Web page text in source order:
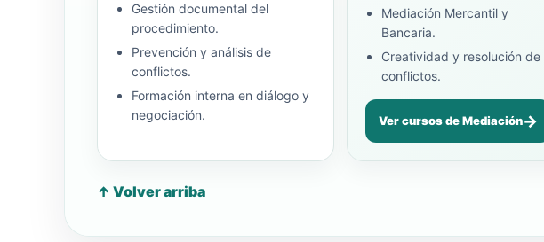
Gestión documental del
procedimiento.
Prevención y análisis de
conflictos.
Formación interna en diálogo y
negociación.
Mediación Mercantil y
Bancaria.
Creatividad y resolución de
conflictos.
Ver cursos de Mediación→
↑ Volver arriba